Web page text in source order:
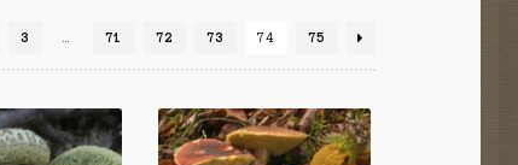
3 71 72 73 74 75